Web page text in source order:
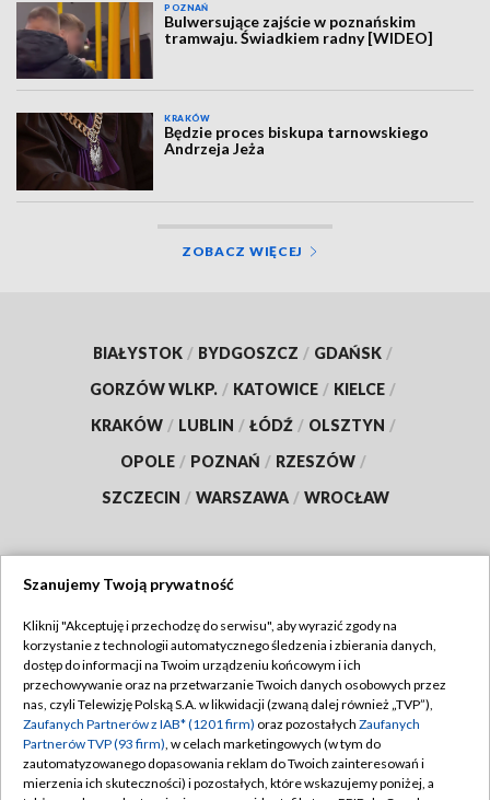
POZNAŃ
Bulwersujące zajście w poznańskim
tramwaju. Świadkiem radny [WIDEO]
KRAKÓW
Będzie proces biskupa tarnowskiego
Andrzeja Jeża
ZOBACZ WIĘCEJ
BIAŁYSTOK / BYDGOSZCZ / GDAŃSK /
GORZÓW WLKP. / KATOWICE / KIELCE /
KRAKÓW / LUBLIN / ŁÓDŹ / OLSZTYN /
OPOLE / POZNAŃ / RZESZÓW /
SZCZECIN / WARSZAWA / WROCŁAW
TVP
Abonament TVP
Emisja w TVP
Centrum informacji TVP
Naziemna Telewizja Cyfrowa
Regulamin TVP
Polityka prywatności
Moje zgody
Szanujemy Twoją prywatność
Kliknij "Akceptuję i przechodzę do serwisu", aby wyrazić zgody na
korzystanie z technologii automatycznego śledzenia i zbierania danych,
dostęp do informacji na Twoim urządzeniu końcowym i ich
przechowywanie oraz na przetwarzanie Twoich danych osobowych przez
nas, czyli Telewizję Polską S.A. w likwidacji (zwaną dalej również „TVP”),
Zaufanych Partnerów z IAB* (1201 firm) oraz pozostałych Zaufanych
Partnerów TVP (93 firm), w celach marketingowych (w tym do
zautomatyzowanego dopasowania reklam do Twoich zainteresowań i
mierzenia ich skuteczności) i pozostałych, które wskazujemy poniżej, a